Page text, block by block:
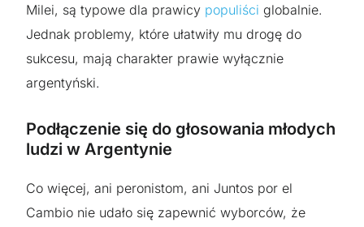
Milei, są typowe dla prawicy populiści globalnie.
Jednak problemy, które ułatwiły mu drogę do
sukcesu, mają charakter prawie wyłącznie
argentyński.
Podłączenie się do głosowania młodych
ludzi w Argentynie
Co więcej, ani peronistom, ani Juntos por el
Cambio nie udało się zapewnić wyborców, że